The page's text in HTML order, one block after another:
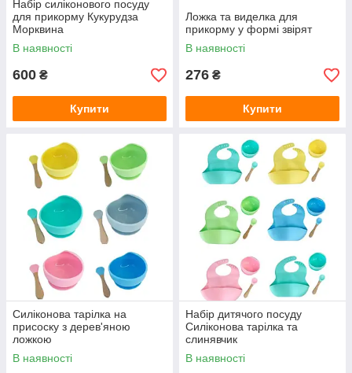
Набір силіконового посуду
для прикорму Кукурудза
Морквина
В наявності
600 ₴
Купити
Ложка та виделка для
прикорму у формі звірят
В наявності
276 ₴
Купити
Силіконова тарілка на
присоску з дерев'яною
ложкою
В наявності
Набір дитячого посуду
Силіконова тарілка та
слинявчик
В наявності